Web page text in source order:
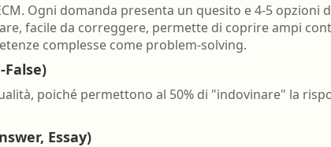
Ogni domanda presenta un quesito e 4-5 opzioni
facile da correggere, permette di coprire ampi
complesse come problem-solving.
poiché permettono al 50% di "indovinare" la
Essay)